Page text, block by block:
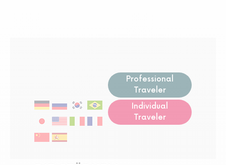
Professional
Traveler
Individual
Traveler